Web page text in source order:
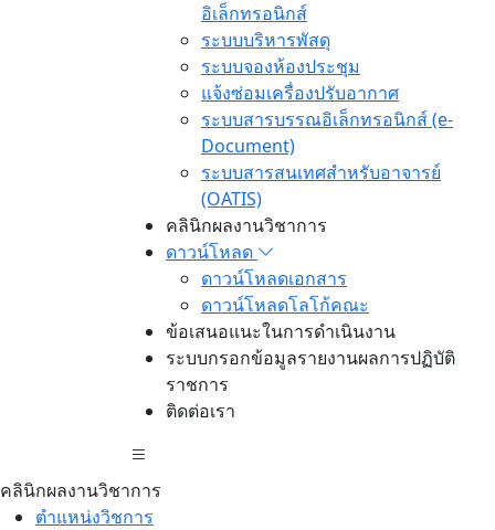
อิเล็กทรอนิกส์
ระบบบริหารพัสดุ
ระบบจองห้องประชุม
แจ้งซ่อมเครื่องปรับอากาศ
ระบบสารบรรณอิเล็กทรอนิกส์ (e-
Document)
ระบบสารสนเทศสำหรับอาจารย์
(OATIS)
คลินิกผลงานวิชาการ
ดาวน์โหลด
ดาวน์โหลดเอกสาร
ดาวน์โหลดโลโก้คณะ
ข้อเสนอแนะในการดำเนินงาน
ระบบกรอกข้อมูลรายงานผลการปฏิบัติ
ราชการ
ติดต่อเรา
คลินิกผลงานวิชาการ
ตำแหน่งวิชการ